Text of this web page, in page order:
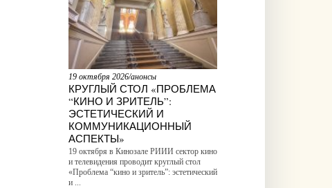
19 октября 2026/анонсы
КРУГЛЫЙ СТОЛ «ПРОБЛЕМА
“КИНО И ЗРИТЕЛЬ”:
ЭСТЕТИЧЕСКИЙ И
КОММУНИКАЦИОННЫЙ
АСПЕКТЫ»
19 октября в Кинозале РИИИ сектор кино
и телевидения проводит круглый стол
«Проблема “кино и зритель”: эстетический
и ...